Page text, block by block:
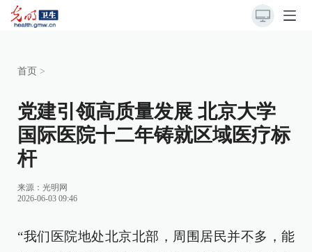
首页 >
党建引领高质量发展 北京大学
国际医院十二年铸就区域医疗标
杆
来源： 光明网
2026-06-03 09:46
“我们医院地处北京北部，周围居民并不多，能